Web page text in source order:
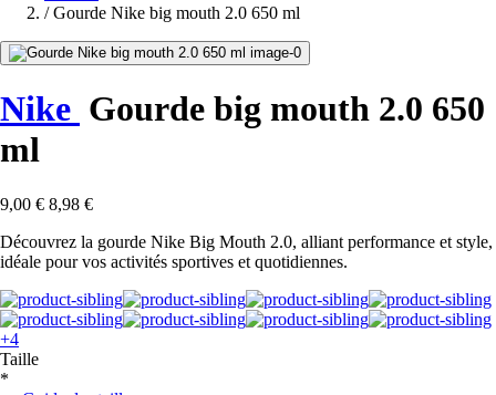
/ Gourde Nike big mouth 2.0 650 ml
Nike Gourde big mouth 2.0 650
ml
9,00 € 8,98 €
Découvrez la gourde Nike Big Mouth 2.0, alliant performance et style,
idéale pour vos activités sportives et quotidiennes.
+4
Taille
*